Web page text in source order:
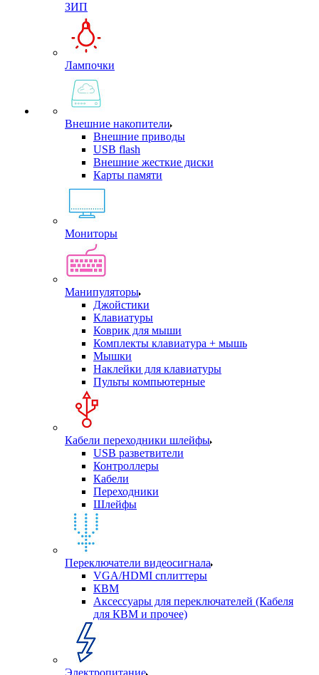
ЗИП
Лампочки
Внешние накопители
Внешние приводы
USB flash
Внешние жесткие диски
Карты памяти
Мониторы
Манипуляторы
Джойстики
Клавиатуры
Коврик для мыши
Комплекты клавиатура + мышь
Мышки
Наклейки для клавиатуры
Пульты компьютерные
Кабели переходники шлейфы
USB разветвители
Контроллеры
Кабели
Переходники
Шлейфы
Переключатели видеосигнала
VGA/HDMI сплиттеры
КВМ
Аксессуары для переключателей (Кабеля
для КВМ и прочее)
Электропитание